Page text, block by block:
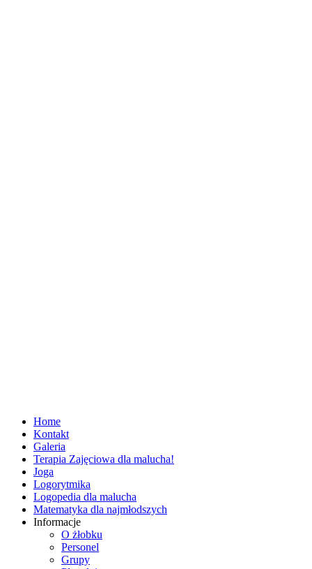
Home
Kontakt
Galeria
Terapia Zajęciowa dla malucha!
Joga
Logorytmika
Logopedia dla malucha
Matematyka dla najmłodszych
Informacje
O żłobku
Personel
Grupy